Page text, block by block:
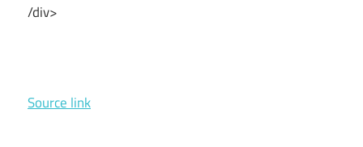
/div>
Source link